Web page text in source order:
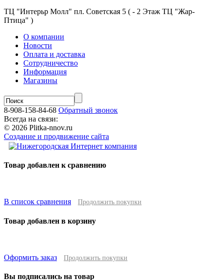
ТЦ "Интерьр Молл" пл. Советская 5 ( - 2 Этаж ТЦ "Жар-
Птица" )
О компании
Новости
Оплата и доставка
Сотрудничество
Информация
Магазины
8-908-158-84-68 Обратный звонок
Всегда на связи:
© 2026 Plitka-nnov.ru
Создание и продвижение сайта
Товар добавлен к сравнению
В список сравнения Продолжить покупки
Товар добавлен в корзину
Оформить заказ Продолжить покупки
Вы подписались на товар